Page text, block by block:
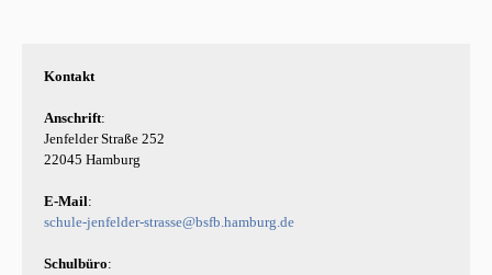
Kontakt
Anschrift:
Jenfelder Straße 252
22045 Hamburg
E-Mail
schule-jenfelder-strasse@bsfb.hamburg.de
Schulbüro: